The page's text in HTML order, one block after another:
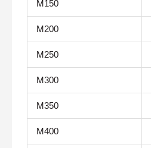
M150
M200
M250
M300
M350
M400